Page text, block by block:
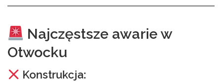
Najczęstsze awarie w
Otwocku
Konstrukcja: